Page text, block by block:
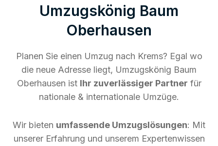
Umzugskönig Baum
Oberhausen
Planen Sie einen Umzug nach Krems? Egal wo
die neue Adresse liegt, Umzugskönig Baum
Oberhausen ist Ihr zuverlässiger Partner für
nationale & internationale Umzüge.
Wir bieten umfassende Umzugslösungen: Mit
unserer Erfahrung und unserem Expertenwissen